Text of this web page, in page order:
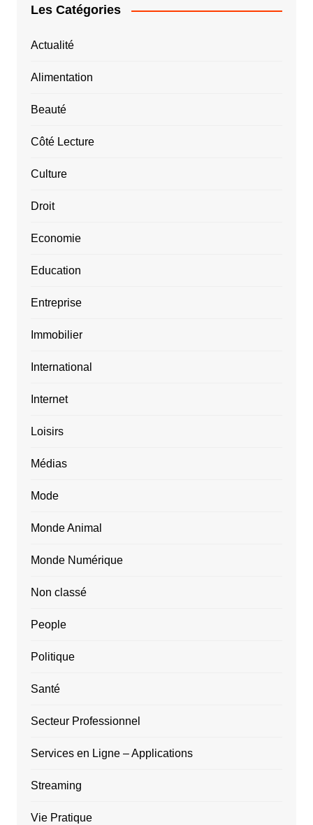
Les Catégories
Actualité
Alimentation
Beauté
Côté Lecture
Culture
Droit
Economie
Education
Entreprise
Immobilier
International
Internet
Loisirs
Médias
Mode
Monde Animal
Monde Numérique
Non classé
People
Politique
Santé
Secteur Professionnel
Services en Ligne – Applications
Streaming
Vie Pratique